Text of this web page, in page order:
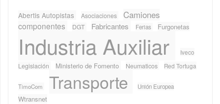
Abertis Autopistas Asociaciones Camiones
componentes DGT Fabricantes Ferias Furgonetas
Industria Auxiliar
Iveco
Legislación
Ministerio de Fomento Neumaticos Red Tortuga
TimoCom Transporte Unión Europea
Wtransnet